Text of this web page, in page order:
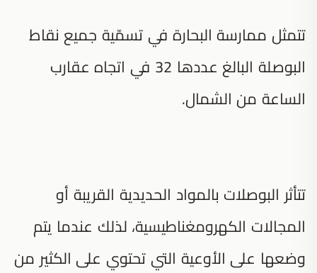
تتمثل ممارسة البحارة في تسمّية جميع نقاط
البوصلة البالغ عددها 32 في اتجاه عقارب
الساعة من الشمال.
تتأثر البوصلات بالمواد الحديدية القريبة أو
المجالات الكهرومغناطيسية، لذلك عندما يتم
وضعها على الأوعية التي تحتوي على الكثير من